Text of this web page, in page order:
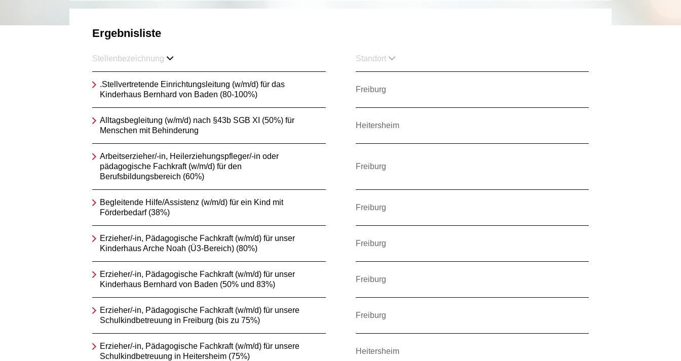
Ergebnisliste
Stellenbezeichnung Standort
.Stellvertretende Einrichtungsleitung (w/m/d) für das
Kinderhaus Bernhard von Baden (80-100%)
Freiburg
Alltagsbegleitung (w/m/d) nach §43b SGB XI (50%) für
Menschen mit Behinderung
Heitersheim
Arbeitserzieher/-in, Heilerziehungspfleger/-in oder
pädagogische Fachkraft (w/m/d) für den
Berufsbildungsbereich (60%)
Freiburg
Begleitende Hilfe/Assistenz (w/m/d) für ein Kind mit
Förderbedarf (38%)
Freiburg
Erzieher/-in, Pädagogische Fachkraft (w/m/d) für unser
Kinderhaus Arche Noah (Ü3-Bereich) (80%)
Freiburg
Erzieher/-in, Pädagogische Fachkraft (w/m/d) für unser
Kinderhaus Bernhard von Baden (50% und 83%)
Freiburg
Erzieher/-in, Pädagogische Fachkraft (w/m/d) für unsere
Schulkindbetreuung in Freiburg (bis zu 75%)
Freiburg
Erzieher/-in, Pädagogische Fachkraft (w/m/d) für unsere
Schulkindbetreuung in Heitersheim (75%)
Heitersheim